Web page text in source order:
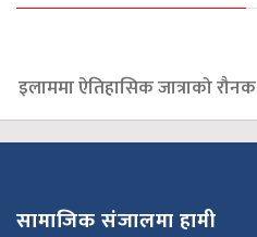
इलाममा ऐतिहासिक जात्राको रौनक
सामाजिक संजालमा हामी